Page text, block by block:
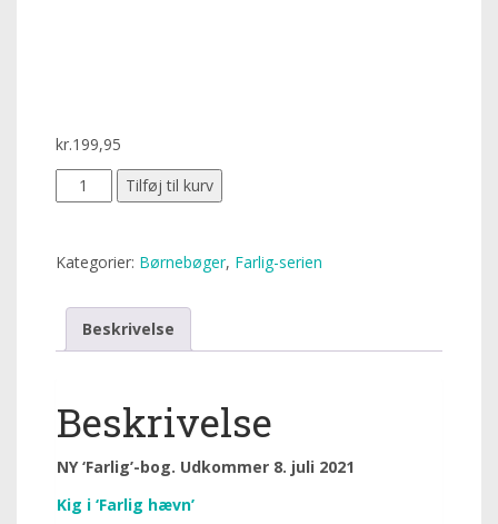
kr.199,95
Tilføj til kurv
Kategorier: Børnebøger, Farlig-serien
Beskrivelse
Beskrivelse
NY ‘Farlig’-bog. Udkommer 8. juli 2021
Kig i ‘Farlig hævn’